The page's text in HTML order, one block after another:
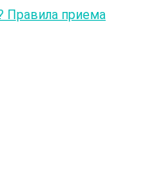
Правила приема